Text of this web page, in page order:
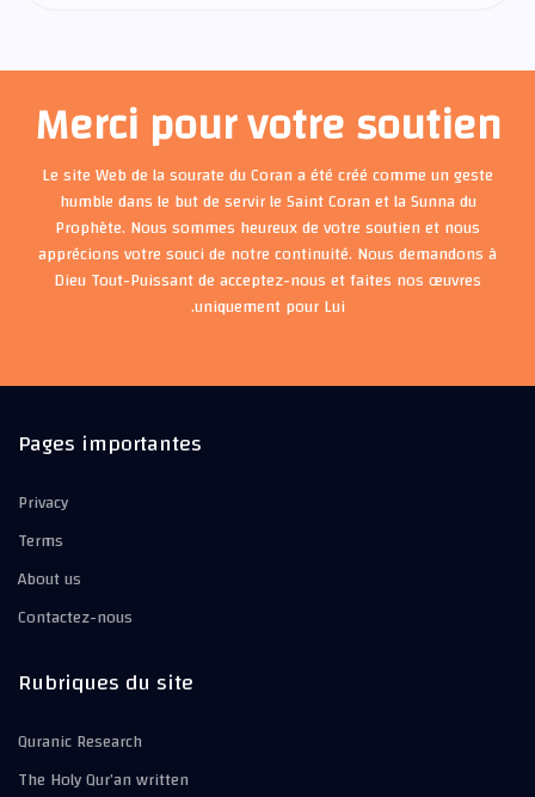
Merci pour votre soutien
Le site Web de la sourate du Coran a été créé comme un geste
humble dans le but de servir le Saint Coran et la Sunna du
Prophète. Nous sommes heureux de votre soutien et nous
apprécions votre souci de notre continuité. Nous demandons à
Dieu Tout-Puissant de acceptez-nous et faites nos œuvres
uniquement pour Lui.
Pages importantes
Privacy
Terms
About us
Contactez-nous
Rubriques du site
Quranic Research
The Holy Qur’an written